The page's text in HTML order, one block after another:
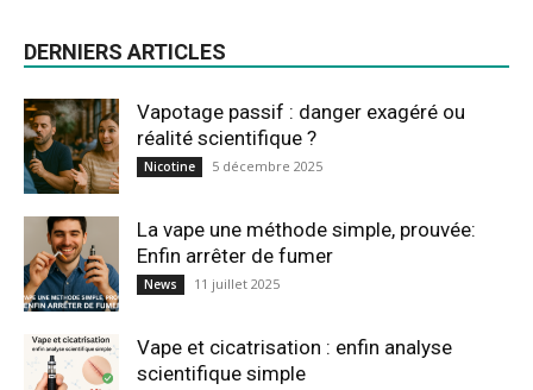
DERNIERS ARTICLES
Vapotage passif : danger exagéré ou
réalité scientifique ?
Nicotine 5 décembre 2025
La vape une méthode simple, prouvée:
Enfin arrêter de fumer
News 11 juillet 2025
Vape et cicatrisation : enfin analyse
scientifique simple